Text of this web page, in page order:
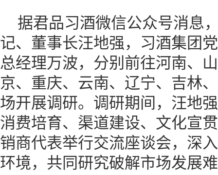
据君品习酒微信公众号消息
记、董事长汪地强，习酒集团
总经理万波，分别前往河南、
京、重庆、云南、辽宁、吉林
场开展调研。调研期间，汪地
消费培育、渠道建设、文化宣
销商代表举行交流座谈会，深
环境，共同研究破解市场发展